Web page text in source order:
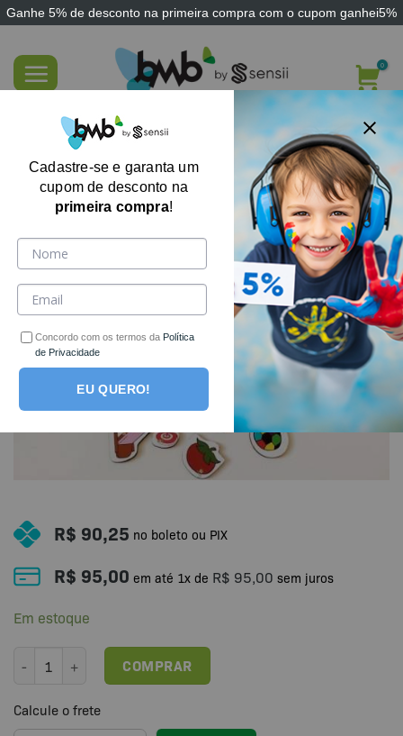
Ganhe 5% de desconto na primeira compra com o cupom ganhei5%
content
Jogo Terapêutico Fichas magnéticas
fonemas plosivos
R$ 90,25 no boleto ou PIX
R$ 95,00 em até 1x de R$ 95,00 sem juros
Em estoque
Jogo Terapêutico Fichas magnéticas fonemas plosivos quantidade
COMPRAR
Calcule o frete
Cadastre-se e garanta um
cupom de desconto na
primeira compra!
Concordo com os termos da Política
de Privacidade
EU QUERO!